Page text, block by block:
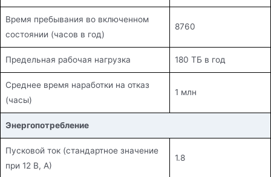
Время пребывания во включенном
состоянии (часов в год)
8760
Предельная рабочая нагрузка 180 ТБ в год
Среднее время наработки на отказ
(часы)
1 млн
Энергопотребление
Пусковой ток (стандартное значение
при 12 В, А)
1.8